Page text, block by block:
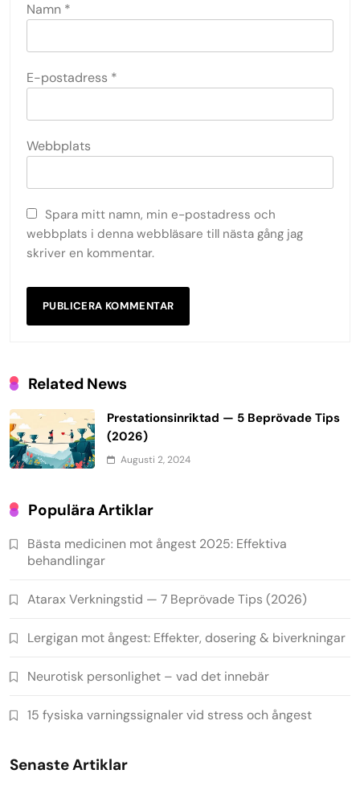
Namn *
E-postadress *
Webbplats
Spara mitt namn, min e-postadress och
webbplats i denna webbläsare till nästa gång jag
skriver en kommentar.
Related News
Prestationsinriktad — 5 Beprövade Tips
(2026)
Augusti 2, 2024
Populära Artiklar
Bästa medicinen mot ångest 2025: Effektiva
behandlingar
Atarax Verkningstid — 7 Beprövade Tips (2026)
Lergigan mot ångest: Effekter, dosering & biverkningar
Neurotisk personlighet – vad det innebär
15 fysiska varningssignaler vid stress och ångest
Senaste Artiklar